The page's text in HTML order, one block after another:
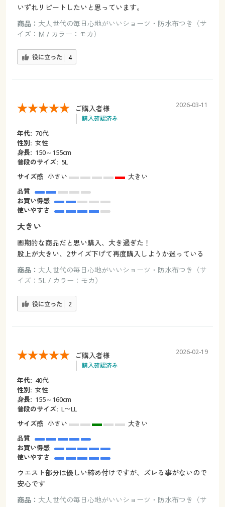
いずれリピートしたいと思っています。
商品： 大人世代の毎日心地がいいショーツ・防水布つき（サ
イズ：M / カラー：モカ）
役に立った 4
ご購入者様
購入確認済み
2026-03-11
年代: 70代
性別: 女性
身長: 150～155cm
普段のサイズ: 5L
サイズ感 小さい
大きい
品質
お買い得感
使いやすさ
大きい
画期的な商品だと思い購入、大き過ぎた！
股上が大きい、2サイズ下げて再度購入しようか迷っている
商品： 大人世代の毎日心地がいいショーツ・防水布つき（サ
イズ：5L / カラー：モカ）
役に立った 2
ご購入者様
購入確認済み
2026-02-19
年代: 40代
性別: 女性
身長: 155～160cm
普段のサイズ: L〜LL
サイズ感 小さい
大きい
品質
お買い得感
使いやすさ
ウエスト部分は優しい締め付けですが、ズレる事がないので
安心です
商品： 大人世代の毎日心地がいいショーツ・防水布つき（サ